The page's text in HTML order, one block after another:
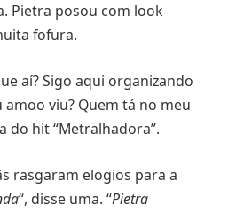
Pietra posou com look
fofura.
aí? Sigo aqui organizando
viu? Quem tá no meu
do hit “Metralhadora”.
rasgaram elogios para a
“, disse uma. “Pietra